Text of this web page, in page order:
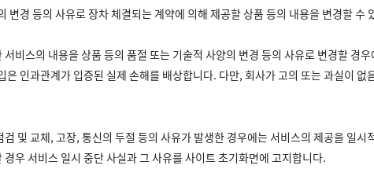
변경 등의 사유로 장차 체결되는 계약에 의해 제공할 상품 등의 내용을 변경할
비스의 내용을 상품 등의 품절 또는 기술적 사양의 변경 등의 사유로 변경할 경
은 인과관계가 입증된 실제 손해를 배상합니다. 다만, 회사가 고의 또는 과실이 없
및 교체, 고장, 통신의 두절 등의 사유가 발생한 경우에는 서비스의 제공을 일시
우 서비스 일시 중단 사실과 그 사유를 사이트 초기화면에 고지합니다.